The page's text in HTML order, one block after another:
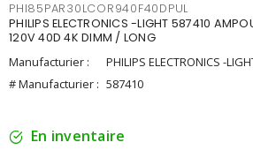
PHI85PAR30LCOR940F40DPUL
PHILIPS ELECTRONICS -LIGHT 587410
120V 40D 4K DIMM / LONG
Manufacturier :
PHILIPS ELECTRONICS -
# Manufacturier : 587410
En inventaire